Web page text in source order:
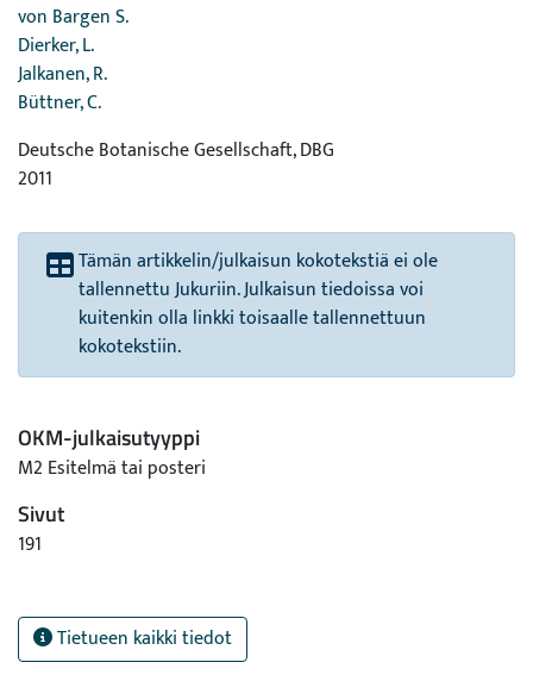
von Bargen S.
Dierker, L.
Jalkanen, R.
Büttner, C.
Deutsche Botanische Gesellschaft, DBG
2011
Tämän artikkelin/julkaisun kokotekstiä ei ole
tallennettu Jukuriin. Julkaisun tiedoissa voi
kuitenkin olla linkki toisaalle tallennettuun
kokotekstiin.
OKM-julkaisutyyppi
M2 Esitelmä tai posteri
Sivut
191
Tietueen kaikki tiedot